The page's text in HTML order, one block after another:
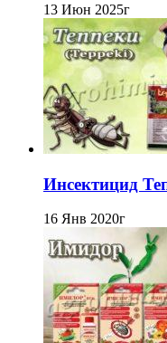
13 Июн 2025г
Инсектицид
16 Янв 2020г